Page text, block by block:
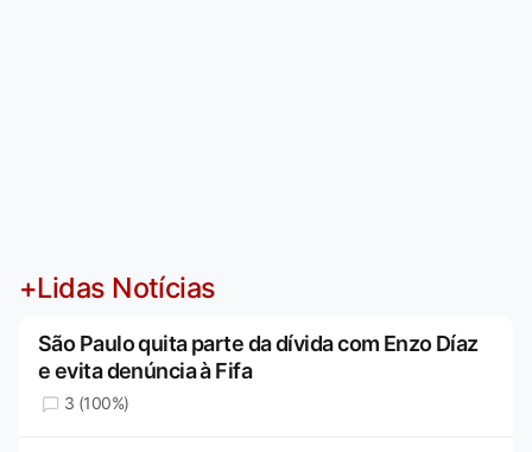
+Lidas Notícias
São Paulo quita parte da dívida com Enzo Díaz
e evita denúncia à Fifa
3 (100%)